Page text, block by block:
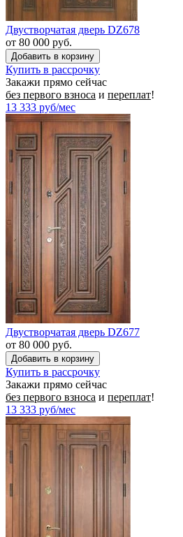
Двустворчатая дверь DZ678
от 80 000 руб.
Купить в рассрочку
Закажи прямо сейчас
без первого взноса и переплат!
13 333 руб/мес
Двустворчатая дверь DZ677
от 80 000 руб.
Купить в рассрочку
Закажи прямо сейчас
без первого взноса и переплат!
13 333 руб/мес